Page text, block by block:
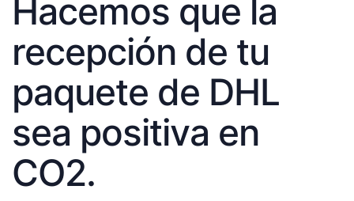
Hacemos que la
recepción de tu
paquete de DHL
sea positiva en
CO2.